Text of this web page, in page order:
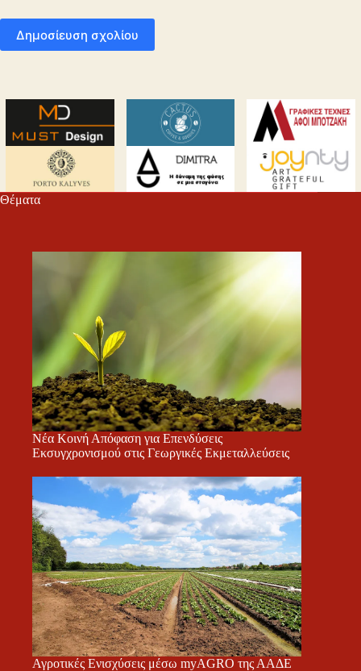
Δημοσίευση σχολίου
Θέματα
Νέα Κοινή Απόφαση για Επενδύσεις
Εκσυγχρονισμού στις Γεωργικές Εκμεταλλεύσεις
Αγροτικές Ενισχύσεις μέσω myAGRO της ΑΑΔΕ